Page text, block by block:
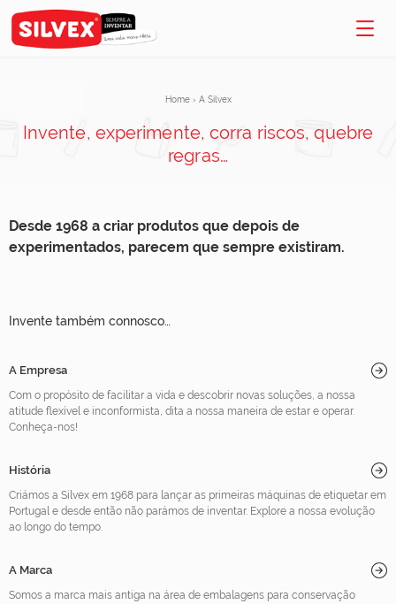
Home › A Silvex
Invente, experimente, corra riscos, quebre
regras…
Desde 1968 a criar produtos que depois de
experimentados, parecem que sempre existiram.
Invente também connosco…
A Empresa
Com o propósito de facilitar a vida e descobrir novas soluções, a nossa
atitude flexível e inconformista, dita a nossa maneira de estar e operar.
Conheça-nos!
História
Criámos a Silvex em 1968 para lançar as primeiras máquinas de etiquetar em
Portugal e desde então não parámos de inventar. Explore a nossa evolução
ao longo do tempo.
A Marca
Somos a marca mais antiga na área de embalagens para conservação